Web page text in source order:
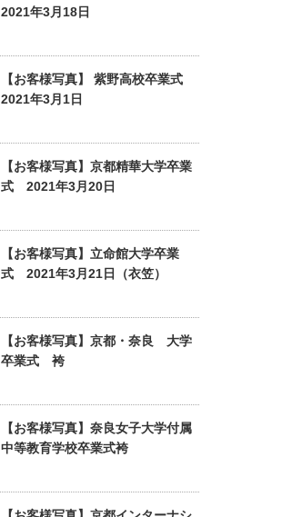
2021年3月18日
【お客様写真】 紫野高校卒業式
2021年3月1日
【お客様写真】京都精華大学卒業
式 2021年3月20日
【お客様写真】立命館大学卒業
式 2021年3月21日（衣笠）
【お客様写真】京都・奈良 大学
卒業式 袴
【お客様写真】奈良女子大学付属
中等教育学校卒業式袴